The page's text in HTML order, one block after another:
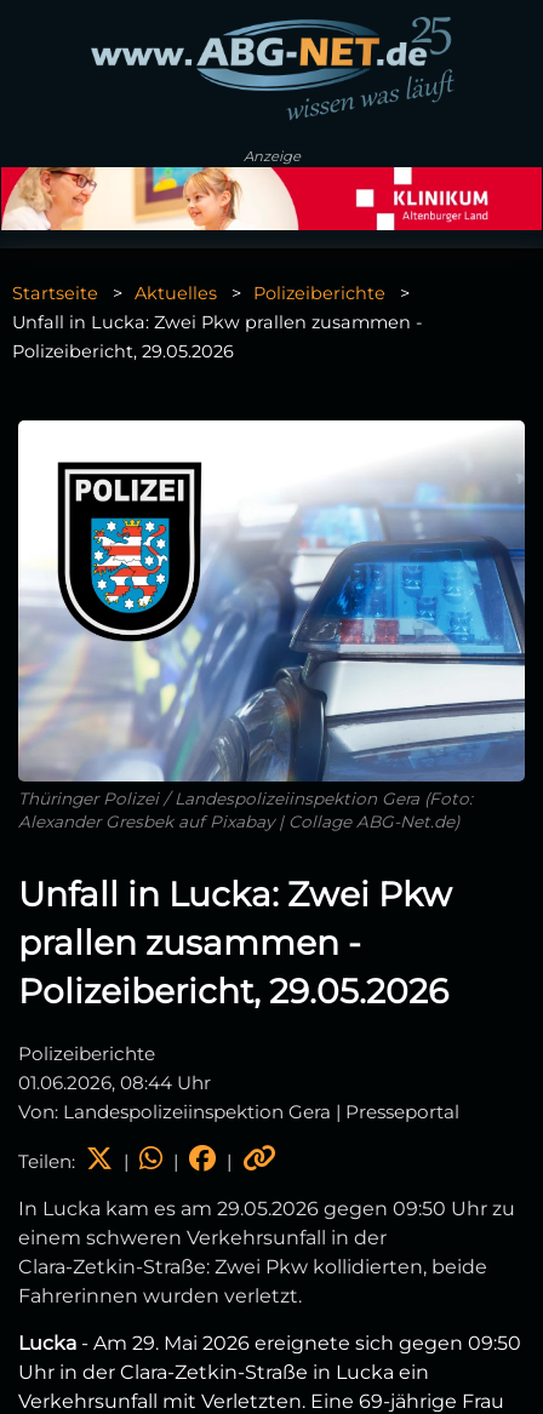
Anzeige
Startseite Aktuelles
Polizeiberichte
Unfall in Lucka: Zwei Pkw prallen zusammen -
Polizeibericht, 29.05.2026
Thüringer Polizei / Landespolizeiinspektion Gera (Foto:
Alexander Gresbek auf Pixabay | Collage ABG-Net.de)
Unfall in Lucka: Zwei Pkw
prallen zusammen -
Polizeibericht, 29.05.2026
Polizeiberichte
01.06.2026, 08:44 Uhr
Von: Landespolizeiinspektion Gera | Presseportal
Teilen: | | |
In Lucka kam es am 29.05.2026 gegen 09:50 Uhr zu
einem schweren Verkehrsunfall in der
Clara‑Zetkin‑Straße: Zwei Pkw kollidierten, beide
Fahrerinnen wurden verletzt.
Lucka - Am 29. Mai 2026 ereignete sich gegen 09:50
Uhr in der Clara‑Zetkin‑Straße in Lucka ein
Verkehrsunfall mit Verletzten. Eine 69‑jährige Frau